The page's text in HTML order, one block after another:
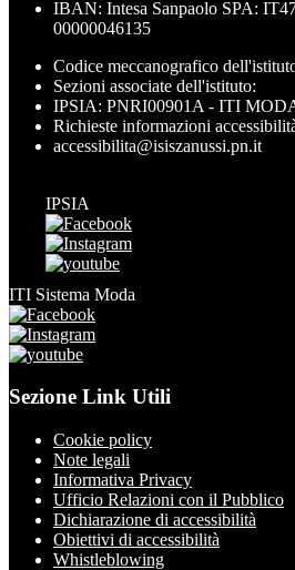
IBAN: Intesa Sanpaolo SPA:
00000046135
Codice meccanografico
Sezioni associate dell'istituto:
IPSIA: PNRI00901A - ITI
Richieste informazioni
accessibilita@isiszanussi.pn.it
IPSIA
ITI Sistema Moda
Sezione Link Utili
Cookie policy
Note legali
Informativa Privacy
Ufficio Relazioni con il Pubblico
Dichiarazione di accessibilità
Obiettivi di accessibilità
Whistleblowing